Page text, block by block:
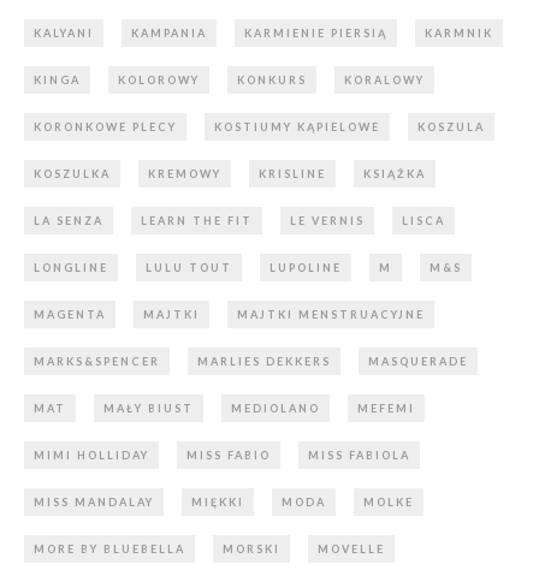
KALYANI KAMPANIA KARMIENIE PIERSIĄ KARMNIK
KINGA KOLOROWY KONKURS KORALOWY
KORONKOWE PLECY KOSTIUMY KĄPIELOWE KOSZULA
KOSZULKA KREMOWY KRISLINE KSIĄŻKA
LA SENZA LEARN THE FIT LE VERNIS LISCA
LONGLINE LULU TOUT LUPOLINE M M&S
MAGENTA MAJTKI MAJTKI MENSTRUACYJNE
MARKS&SPENCER MARLIES DEKKERS MASQUERADE
MAT MAŁY BIUST MEDIOLANO MEFEMI
MIMI HOLLIDAY MISS FABIO MISS FABIOLA
MISS MANDALAY MIĘKKI MODA MOLKE
MORE BY BLUEBELLA MORSKI MOVELLE